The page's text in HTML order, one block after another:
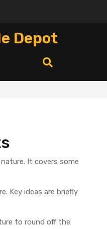
Depot
It covers some
Key ideas are briefly
to round off the